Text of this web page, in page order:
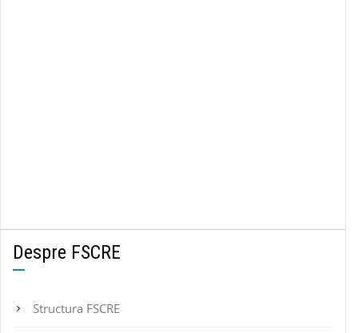
Despre FSCRE
Structura FSCRE